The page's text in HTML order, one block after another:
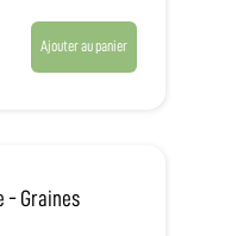
Ajouter au panier
- Graines